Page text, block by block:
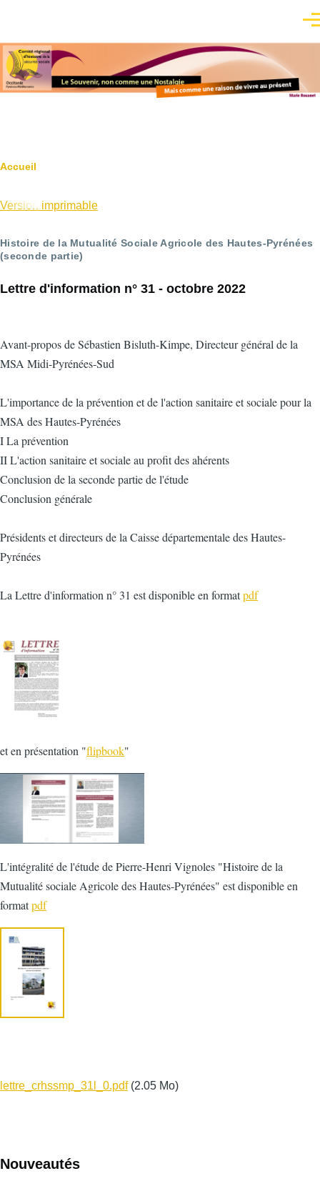
Fil
d'Ariane
Accueil
Version imprimable
Histoire de la Mutualité Sociale Agricole des Hautes-Pyrénées
(seconde partie)
Lettre d'information n° 31 - octobre 2022
Avant-propos de Sébastien Bisluth-Kimpe, Directeur général de la
MSA Midi-Pyrénées-Sud
L'importance de la prévention et de l'action sanitaire et sociale pour la
MSA des Hautes-Pyrénées
I La prévention
II L'action sanitaire et sociale au profit des ahérents
Conclusion de la seconde partie de l'étude
Conclusion générale
Présidents et directeurs de la Caisse départementale des Hautes-
Pyrénées
La Lettre d'information n° 31 est disponible en formatpdf
et en présentation "flipbook"
L'intégralité de l'étude de Pierre-Henri Vignoles "Histoire de la
Mutualité sociale Agricole des Hautes-Pyrénées" est disponible en
formatpdf
lettre_crhssmp_31l_0.pdf (2.05 Mo)
Nouveautés